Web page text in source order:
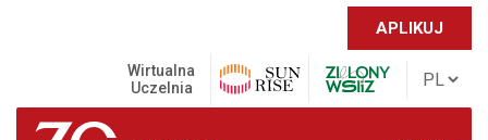
APLIKUJ
Wirtualna
Uczelnia